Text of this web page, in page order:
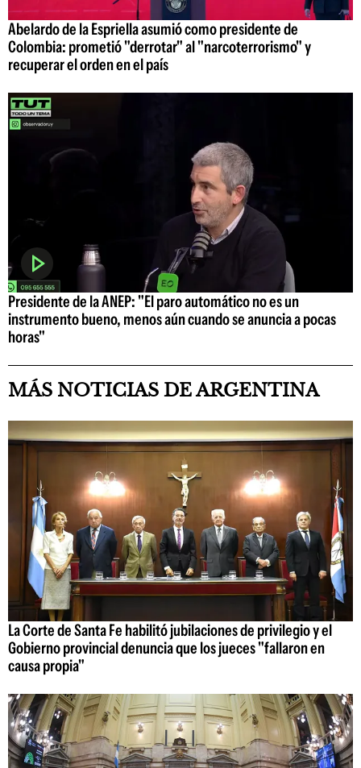
Abelardo de la Espriella asumió como presidente de
Colombia: prometió "derrotar" al "narcoterrorismo" y
recuperar el orden en el país
Presidente de la ANEP: "El paro automático no es un
instrumento bueno, menos aún cuando se anuncia a pocas
horas"
MÁS NOTICIAS DE ARGENTINA
La Corte de Santa Fe habilitó jubilaciones de privilegio y el
Gobierno provincial denuncia que los jueces "fallaron en
causa propia"